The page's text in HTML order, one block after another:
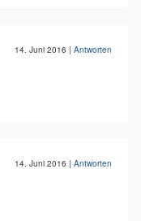
14. Juni 2016 | Antworten
14. Juni 2016 | Antworten